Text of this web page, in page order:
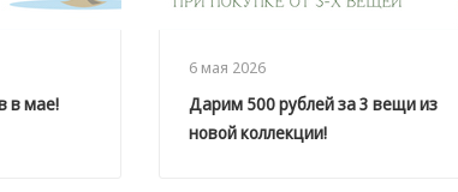
в мае!
6 мая 2026
Дарим 500 рублей за 3 вещи из
новой коллекции!